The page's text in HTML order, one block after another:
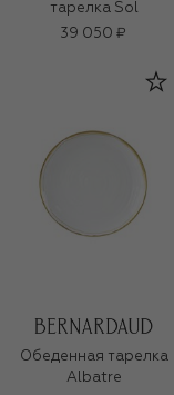
тарелка Sol
39 050 ₽
Обеденная тарелка
Albatre